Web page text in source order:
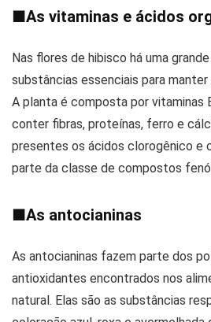
■As vitaminas e ácidos
Nas flores de hibisco há uma
substâncias essenciais para manter
A planta é composta por vitaminas
conter fibras, proteínas, ferro e
presentes os ácidos clorogênico e
parte da classe de compostos
■As antocianinas
As antocianinas fazem parte dos
antioxidantes encontrados nos
natural. Elas são as substâncias